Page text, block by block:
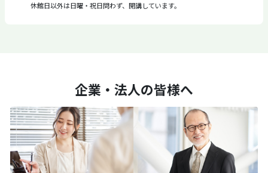
休館日以外は日曜・祝日問わず、開講しています。
企業・法人の皆様へ